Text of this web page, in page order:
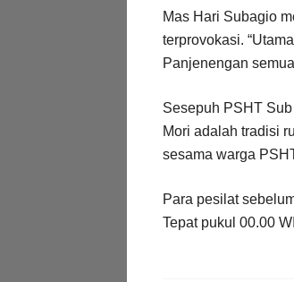
Mas Hari Subagio
terprovokasi.
Panjenengan
Sesepuh PSHT
Mori adalah tradisi
sesama warga
Para pesilat
Tepat pukul 00.00